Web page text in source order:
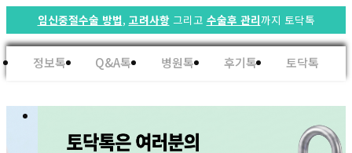
임신중절수술 방법, 고려사항그리고 수술후 관리까지 토닥톡
정보톡 Q&A톡 병원톡 후기톡 토닥톡